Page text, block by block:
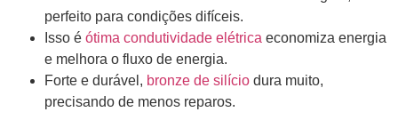
perfeito para condições difíceis.
Isso é ótima condutividade elétrica economiza energia
e melhora o fluxo de energia.
Forte e durável, bronze de silício dura muito,
precisando de menos reparos.